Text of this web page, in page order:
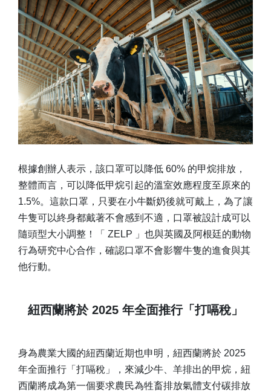
根據創辦人表示，該口罩可以降低 60% 的甲烷排放，
整體而言，可以降低甲烷引起的溫室效應程度至原來的
1.5%。這款口罩，只要在小牛斷奶後就可戴上，為了讓
牛隻可以終身都戴著不會感到不適，口罩被設計成可以
隨頭型大小調整！「 ZELP 」也與英國及阿根廷的動物
行為研究中心合作，確認口罩不會影響牛隻的進食與其
他行動。
紐西蘭將於 2025 年全面推行「打嗝稅」
身為農業大國的紐西蘭近期也申明，紐西蘭將於 2025
年全面推行「打嗝稅」，來減少牛、羊排出的甲烷，紐
西蘭將成為第一個要求農民為牲畜排放氣體支付碳排放